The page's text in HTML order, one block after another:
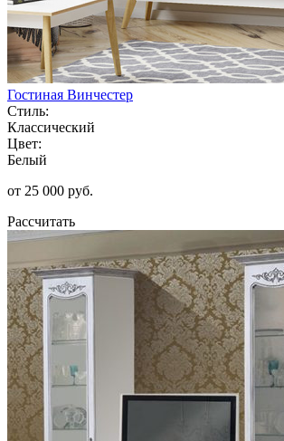
Гостиная Винчестер
Стиль:
Классический
Цвет:
Белый
от 25 000 руб.
Рассчитать